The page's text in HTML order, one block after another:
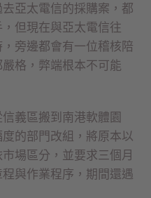
亞太電信的採購案，都
但現在與亞太電信往
旁邊都會有一位稽核陪
格，弊端根本不可能
義區搬到南港軟體園
的部門改組，將原本以
場區分，並要求三個月
與作業程序，期間還遇